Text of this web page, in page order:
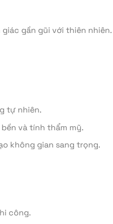
gần gũi với thiên nhiên.
tự nhiên.
và tính thẩm mỹ.
không gian sang trọng.
công.